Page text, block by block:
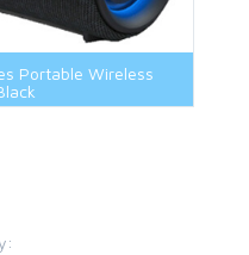
Portable Wireless